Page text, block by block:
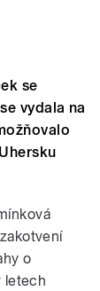
se
vydala na
o
letech